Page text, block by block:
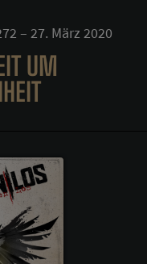
– 27. März 2020
UM